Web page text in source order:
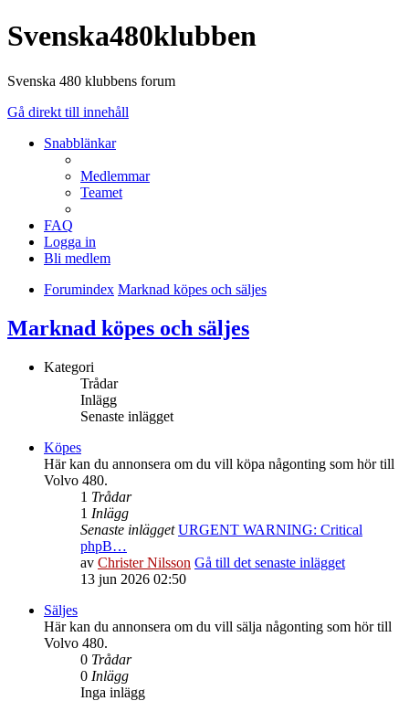
Svenska480klubben
Svenska 480 klubbens forum
Gå direkt till innehåll
Snabblänkar
Medlemmar
Teamet
FAQ
Logga in
Bli medlem
Forumindex Marknad köpes och säljes
Marknad köpes och säljes
Kategori
Trådar
Inlägg
Senaste inlägget
Köpes
Här kan du annonsera om du vill köpa någonting som hör till
Volvo 480.
1 Trådar
1 Inlägg
Senaste inlägget URGENT WARNING: Critical
phpB…
av Christer Nilsson Gå till det senaste inlägget
13 jun 2026 02:50
Säljes
Här kan du annonsera om du vill sälja någonting som hör till
Volvo 480.
0 Trådar
0 Inlägg
Inga inlägg